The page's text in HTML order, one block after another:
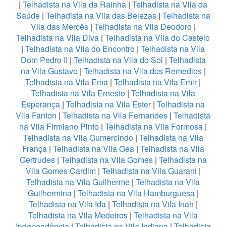
| Telhadista na Vila da Rainha | Telhadista na Vila da
Saúde| Telhadista na Vila das Belezas| Telhadista na
Vila das Mercês| Telhadista na Vila Deodoro|
Telhadista na Vila Diva | Telhadista na Vila do Castelo
| Telhadista na Vila do Encontro | Telhadista na Vila
Dom Pedro II | Telhadista na Vila do Sol | Telhadista
na Vila Gustavo| Telhadista na Vila dos Remedios|
Telhadista na Vila Ema | Telhadista na Vila Emir|
Telhadista na Vila Ernesto| Telhadista na Vila
Esperança | Telhadista na Vila Ester| Telhadista na
Vila Fanton | Telhadista na Vila Fernandes | Telhadista
na Vila Firmiano Pinto | Telhadista na Vila Formosa |
Telhadista na Vila Gumercindo| Telhadista na Vila
França| Telhadista na Vila Gea| Telhadista na Vila
Gertrudes| Telhadista na Vila Gomes| Telhadista na
Vila Gomes Cardim| Telhadista na Vila Guarani |
Telhadista na Vila Guilherme | Telhadista na Vila
Guilhermina| Telhadista na Vila Hamburguesa|
Telhadista na Vila Ida| Telhadista na Vila Inah |
Telhadista na Vila Medeiros | Telhadista na Vila